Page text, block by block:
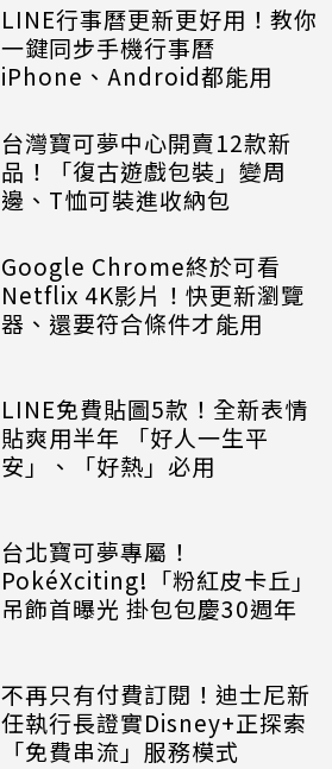
LINE行事曆更新更好用！教你
一鍵同步手機行事曆
iPhone、Android都能用
台灣寶可夢中心開賣12款新
品！「復古遊戲包裝」變周
邊、T恤可裝進收納包
Google Chrome終於可看
Netflix 4K影片！快更新瀏覽
器、還要符合條件才能用
LINE免費貼圖5款！全新表情
貼爽用半年 「好人一生平
安」、「好熱」必用
台北寶可夢專屬！
PokéXciting!「粉紅皮卡丘」
吊飾首曝光 掛包包慶30週年
不再只有付費訂閱！迪士尼新
任執行長證實Disney+正探索
「免費串流」服務模式